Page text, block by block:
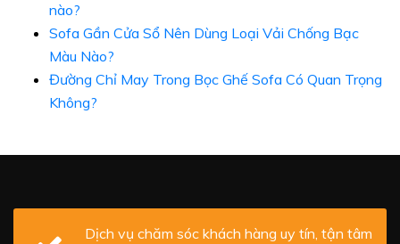
nào?
Sofa Gần Cửa Sổ Nên Dùng Loại Vải Chống Bạc
Màu Nào?
Đường Chỉ May Trong Bọc Ghế Sofa Có Quan Trọng
Không?
Dịch vụ chăm sóc khách hàng uy tín, tận tâm